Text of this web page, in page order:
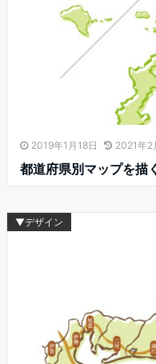
2019年1月18日 2021年2
都道府県別マップを描
▼デザイン